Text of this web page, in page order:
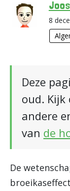
8
Deze
oud. Kijk
andere
van de
De